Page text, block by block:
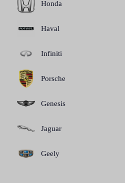
Honda
Haval
Infiniti
Porsche
Genesis
Jaguar
Geely